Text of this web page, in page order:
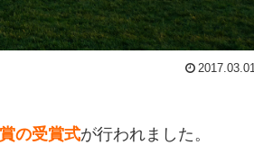
2017.03.01
の受賞式が行われました。